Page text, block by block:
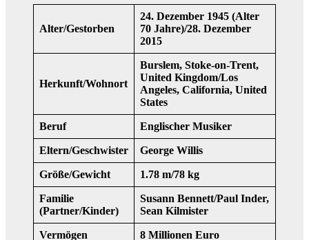
Alter/Gestorben
24. Dezember 1945 (Alter
70 Jahre)/28. Dezember
2015
Herkunft/Wohnort
Burslem, Stoke-on-Trent,
United Kingdom/Los
Angeles, California, United
States
Beruf Englischer Musiker
Eltern/Geschwister George Willis
Größe/Gewicht 1.78 m/78 kg
Familie
(Partner/Kinder)
Susann Bennett/Paul Inder,
Sean Kilmister
Vermögen 8 Millionen Euro